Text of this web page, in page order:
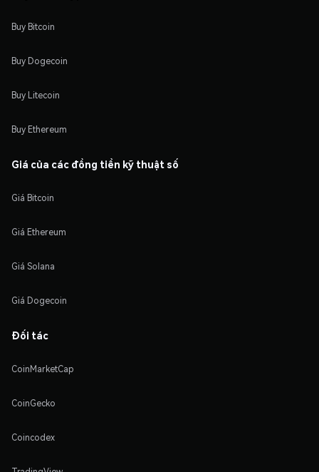
Buy Bitcoin
Buy Dogecoin
Buy Litecoin
Buy Ethereum
Giá của các đồng tiền kỹ thuật số
Giá Bitcoin
Giá Ethereum
Giá Solana
Giá Dogecoin
Đối tác
CoinMarketCap
CoinGecko
Coincodex